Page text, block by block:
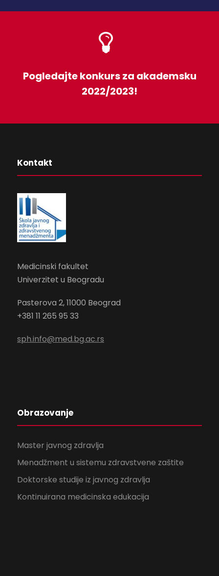
Pogledajte konkurs za akademsku
2022/2023!
Kontakt
Medicinski fakultet
Univerzitet u Beogradu
Pasterova 2, 11000 Beograd
+381 11 265 95 33
sph.info@med.bg.ac.rs
Obrazovanje
Master javnog zdravlja
Menadžment u sistemu zdravstvene zaštite
Doktorske studije iz javnog zdravlja
Kontinuirana medicinska edukacija